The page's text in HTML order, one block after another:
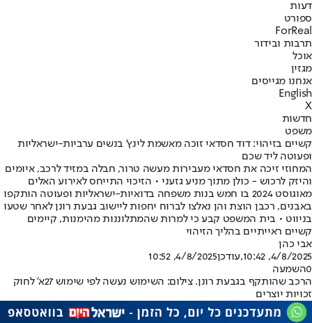
דעות
ספורט
ForReal
תרבות ובידור
אוכל
מגזין
אנחנו מגייסים
English
X
חדשות
משפט
קשיים בזיהוי: דוד חסדאי זוכה מאשמת לינץ' בנשים ערביות-ישראליות
ופעוטה ליד שכם
המחוזי זיכה את חסדאי מעבירות מעשה טרור, חבלה במזיד לרכב, איומים
והיזק לרכוש - כולן מתוך מניע גזעני • הזיכוי התייחס לאירוע האלים
מאוגוסט 2024 בו חמש בנות משפחה בדואיות-ישראליות ופעוטה הותקפו
באבנים, רכבן הוצת והן נאלצו לברוח יחפות ליישוב גבעת רונן לאחר שטעו
בניווט • בית המשפט קבע כי למרות שהמתלוננות מהימנות, קיימים
קשיים ראייתיים בהליך הזיהוי
אבי כהן
4/8/2025, 10:42
,עודכן4/8/2025, 10:52
0השמעה
הרכב שהותקף בגבעת רונן. צילום: השימוש נעשה לפי שימוש 27א' לחוק
זכויות יוצרים